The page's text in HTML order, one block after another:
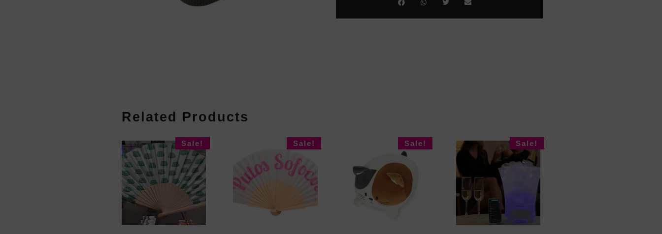
Related Products
Sale! Sale! Sale! Sale!